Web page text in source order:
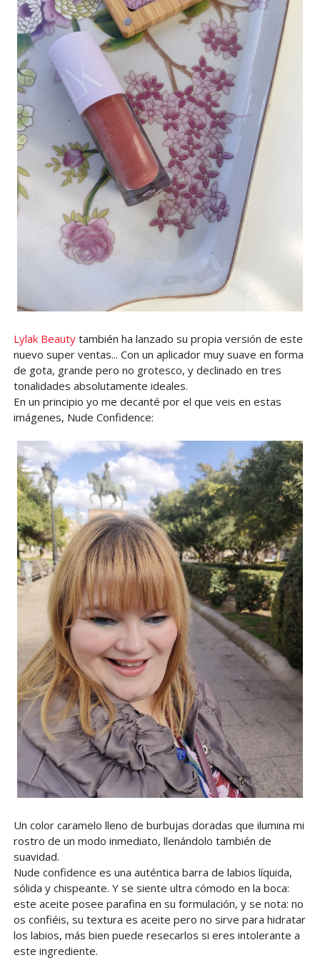
Lylak Beautytambién ha lanzado su propia versión de este
nuevo super ventas... Con un aplicador muy suave en forma
de gota, grande pero no grotesco, y declinado en tres
tonalidades absolutamente ideales.
En un principio yo me decanté por el que veis en estas
imágenes, Nude Confidence:
Un color caramelo lleno de burbujas doradas que ilumina mi
rostro de un modo inmediato, llenándolo también de
suavidad.
Nude confidence es una auténtica barra de labios líquida,
sólida y chispeante. Y se siente ultra cómodo en la boca:
este aceite posee parafina en su formulación, y se nota: no
os confiéis, su textura es aceite pero no sirve para hidratar
los labios, más bien puede resecarlos si eres intolerante a
este ingrediente.